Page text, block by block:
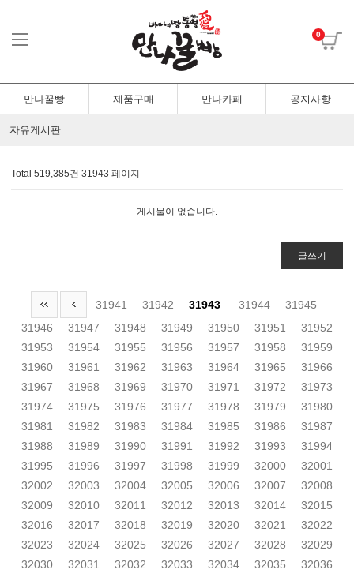
0
만나꿀빵 제품구매 만나카페 공지사항
자유게시판
Total 519,385건 31943 페이지
게시물이 없습니다.
글쓰기
31941 31942 31943 31944
31945
31946
31947 31948 31949 31950 31951
31952
31953
31954 31955 31956 31957 31958
31959
31960
31961 31962 31963 31964 31965
31966
31967
31968 31969 31970 31971 31972
31973
31974
31975 31976 31977 31978 31979
31980
31981
31982 31983 31984 31985 31986
31987
31988
31989 31990 31991 31992 31993
31994
31995
31996 31997 31998 31999 32000
32001
32002
32003 32004 32005 32006 32007
32008
32009
32010 32011 32012 32013 32014
32015
32016
32017 32018 32019 32020 32021
32022
32023
32024 32025 32026 32027 32028
32029
32030
32031 32032 32033 32034 32035
32036